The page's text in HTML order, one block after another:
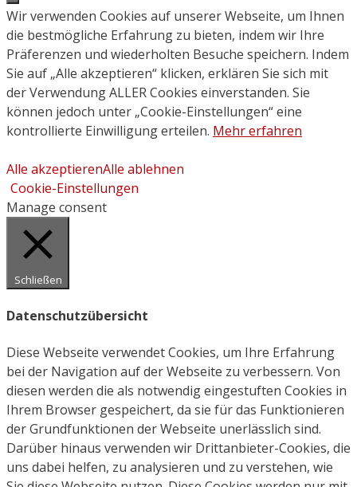
Close
Wir verwenden Cookies auf unserer Webseite, um Ihnen
die bestmögliche Erfahrung zu bieten, indem wir Ihre
Präferenzen und wiederholten Besuche speichern. Indem
Sie auf „Alle akzeptieren“ klicken, erklären Sie sich mit
der Verwendung ALLER Cookies einverstanden. Sie
können jedoch unter „Cookie-Einstellungen“ eine
kontrollierte Einwilligung erteilen. Mehr erfahren
Alle akzeptierenAlle ablehnen
Cookie-Einstellungen
Manage consent
Schließen
Datenschutzübersicht
Diese Webseite verwendet Cookies, um Ihre Erfahrung
bei der Navigation auf der Webseite zu verbessern. Von
diesen werden die als notwendig eingestuften Cookies in
Ihrem Browser gespeichert, da sie für das Funktionieren
der Grundfunktionen der Webseite unerlässlich sind.
Darüber hinaus verwenden wir Drittanbieter-Cookies, die
uns dabei helfen, zu analysieren und zu verstehen, wie